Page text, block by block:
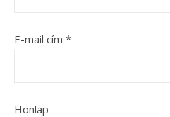
E-mail cím *
Honlap